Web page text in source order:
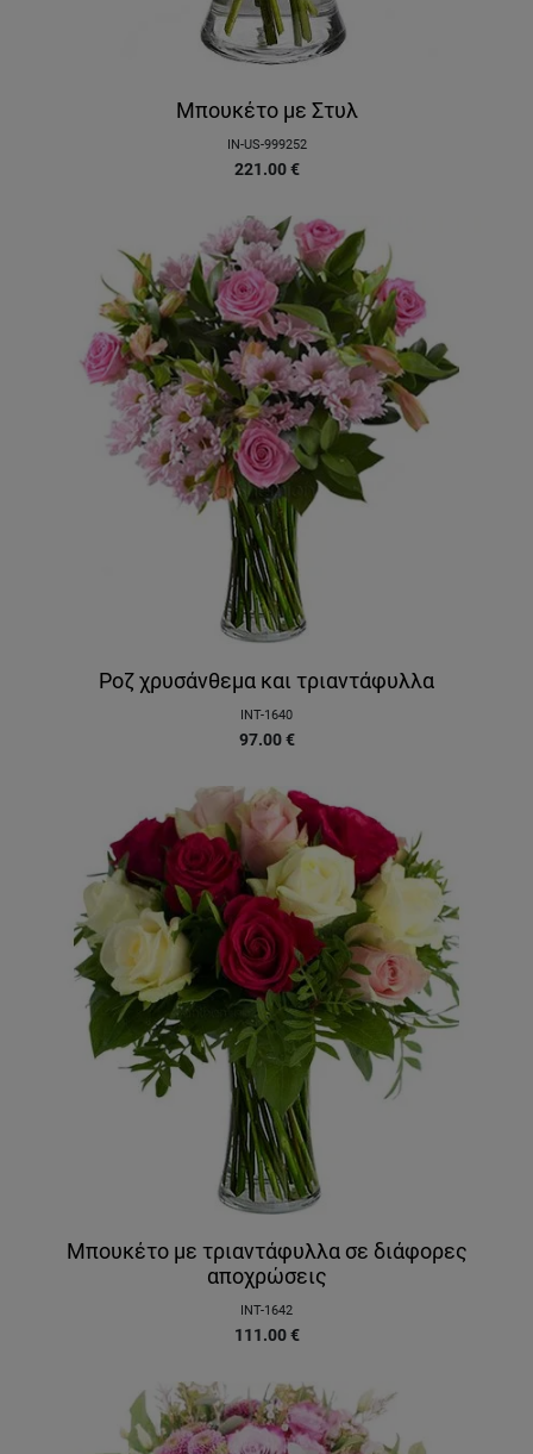
Μπουκέτο με Στυλ
IN-US-999252
221.00 €
Ροζ χρυσάνθεμα και τριαντάφυλλα
INT-1640
97.00 €
Μπουκέτο με τριαντάφυλλα σε διάφορες
αποχρώσεις
INT-1642
111.00 €